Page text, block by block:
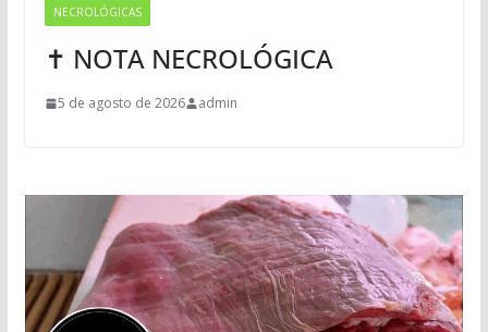
NECROLÓGICAS
✝ NOTA NECROLÓGICA
5 de agosto de 2026 admin